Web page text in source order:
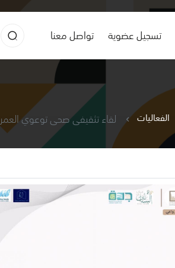
تسجيل عضوية تواصل معنا
الفعاليات لقاء تثقيفي صحي توعوي العمر بهمة والعيش بنعمة